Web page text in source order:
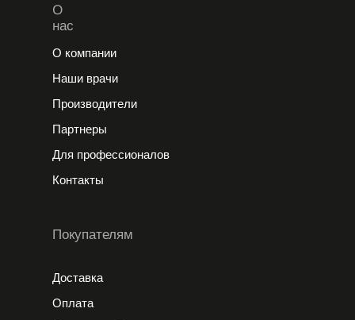
О
нас
Покупателям
О компании
Доставка
Наши врачи
Оплата
Производители
Партнеры
Для профессионалов
Контакты